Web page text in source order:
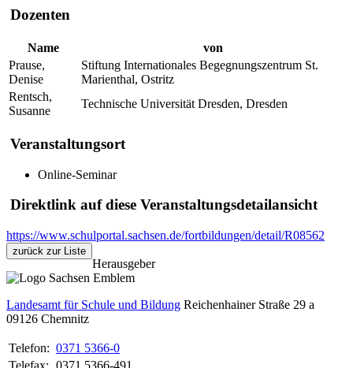
Dozenten
Name
von
Prause,
Denise
Stiftung Internationales Begegnungszentrum St.
Marienthal, Ostritz
Rentsch,
Susanne
Technische Universität Dresden, Dresden
Veranstaltungsort
Online-Seminar
Direktlink auf diese Veranstaltungsdetailansicht
https://www.schulportal.sachsen.de/fortbildungen/detail/R08562
zurück zur Liste
Herausgeber
Landesamt für Schule und Bildung Reichenhainer Straße 29 a
09126 Chemnitz
Telefon: 0371 5366-0
Telefax: 0371 5366-491